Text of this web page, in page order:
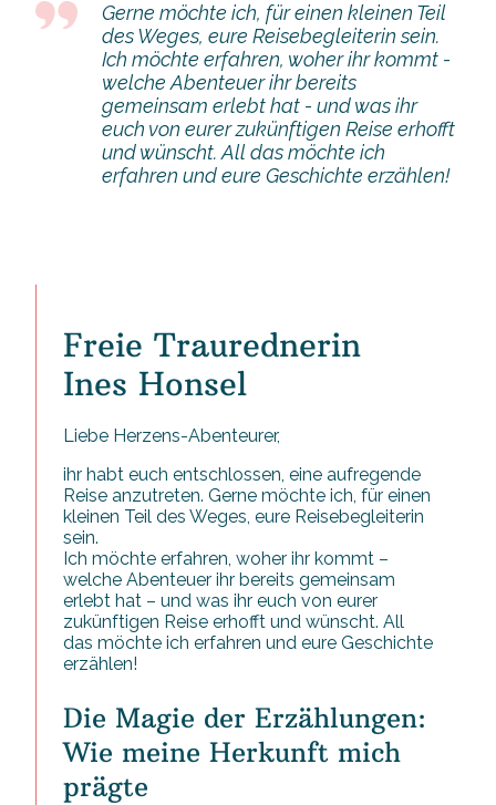
Gerne möchte ich, für einen kleinen Teil
des Weges, eure Reisebegleiterin sein.
Ich möchte erfahren, woher ihr kommt -
welche Abenteuer ihr bereits
gemeinsam erlebt hat - und was ihr
euch von eurer zukünftigen Reise erhofft
und wünscht. All das möchte ich
erfahren und eure Geschichte erzählen!
Freie Traurednerin
Ines Honsel
Liebe Herzens-Abenteurer,
ihr habt euch entschlossen, eine aufregende
Reise anzutreten. Gerne möchte ich, für einen
kleinen Teil des Weges, eure Reisebegleiterin
sein.
Ich möchte erfahren, woher ihr kommt –
welche Abenteuer ihr bereits gemeinsam
erlebt hat – und was ihr euch von eurer
zukünftigen Reise erhofft und wünscht. All
das möchte ich erfahren und eure Geschichte
erzählen!
Die Magie der Erzählungen:
Wie meine Herkunft mich
prägte